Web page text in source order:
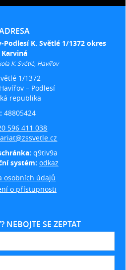
K. Světlé 1/1372 okres
Karviná
K. Světlé, Havířov
1/1372
– Podlesí
republika
48805424
596 411 038
q9tiv9a
systém: odkaz
osobních údajů
o přístupnosti
NEBOJTE SE ZEPTAT